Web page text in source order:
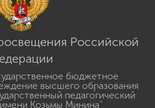
Российской